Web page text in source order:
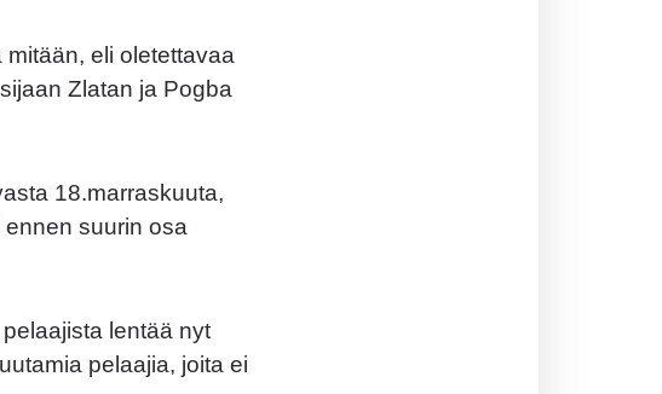
eli oletettavaa
Zlatan ja Pogba
18.marraskuuta,
suurin osa
lentää nyt
pelaajia, joita ei